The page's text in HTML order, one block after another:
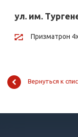
ул. им.
Призматрон
Вернуться к